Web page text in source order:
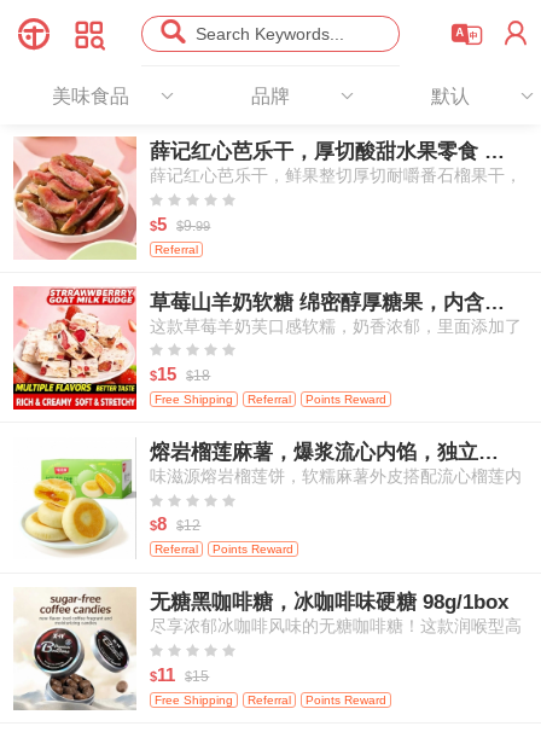
   Search Keywords... 
美味食品 品牌 默认
薛记红心芭乐干，厚切酸甜水果零食 78g
薛记红心芭乐干，鲜果整切厚切耐嚼番石榴果干，
天然酸甜办公室出行休闲果干零食
    
$5 $9.99
Referral
草莓山羊奶软糖 绵密醇厚糖果，内含冻干草莓，独立袋装 250g/包
这款草莓羊奶芙口感软糯，奶香浓郁，里面添加了
真实冻干草莓颗粒，每一口都能吃到草莓的酸甜果
香和羊奶的醇厚奶香，是一款适合大人和孩子分享
的休闲小零食。
    
$15 $18
Free Shipping Referral Points Reward
熔岩榴莲麻薯，爆浆流心内馅，独立小份装点心 250g/6枚
味滋源熔岩榴莲饼，软糯麻薯外皮搭配流心榴莲内
馅，传统亚洲风味点心，独立包装糕点，适合作为
早餐与下午茶小食
    
$8 $12
Referral Points Reward
无糖黑咖啡糖，冰咖啡味硬糖 98g/1box
尽享浓郁冰咖啡风味的无糖咖啡糖！这款润喉型高
级糖果带来醇厚咖啡香气，且不含添加糖，是随时
随地补充活力、清新口气的绝佳选择。
    
$11 $15
Free Shipping Referral Points Reward